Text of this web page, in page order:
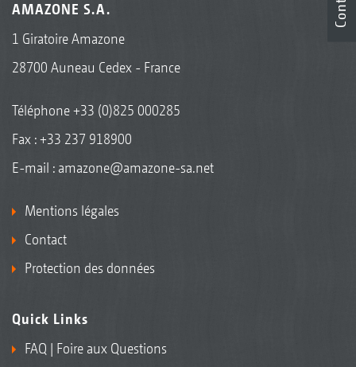
AMAZONE S.A.
1 Giratoire Amazone
28700 Auneau Cedex - France
Téléphone+33 (0)825 000285
Fax : +33 237 918900
E-mail : amazone@amazone-sa.net
Mentions légales
Contact
Protection des données
Quick Links
FAQ | Foire aux Questions